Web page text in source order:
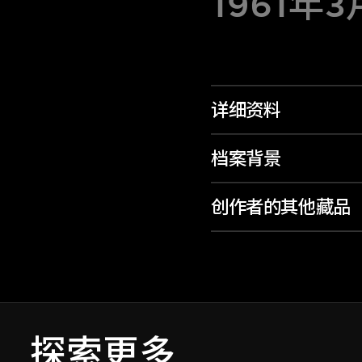
详细资料
档案背景
创作者的其他藏品